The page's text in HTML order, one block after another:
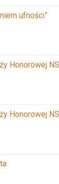
ufności”
Honorowej
Honorowej